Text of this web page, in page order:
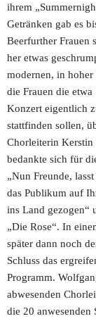
ihrem
Getränken gab es
Beerfurther Frauen
her etwas
modernen, in hoher
die Frauen die
Konzert eigentlich
stattfinden sollen,
Chorleiterin Kerstin
bedankte sich für
„Nun Freunde,
das Publikum auf
ins Land gezogen“
„Die Rose“. In
später dann noch
Schluss das
Programm.
abwesenden
die 20 anwesenden